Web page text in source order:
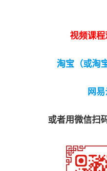
视频课
淘宝（或淘
网
或者用微信扫